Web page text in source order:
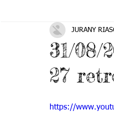
Grado 2
Grado 7 -2 Grado 8
PSICOLOGÍA INSTITUCIONAL
31/08/
27
JURANY
https://